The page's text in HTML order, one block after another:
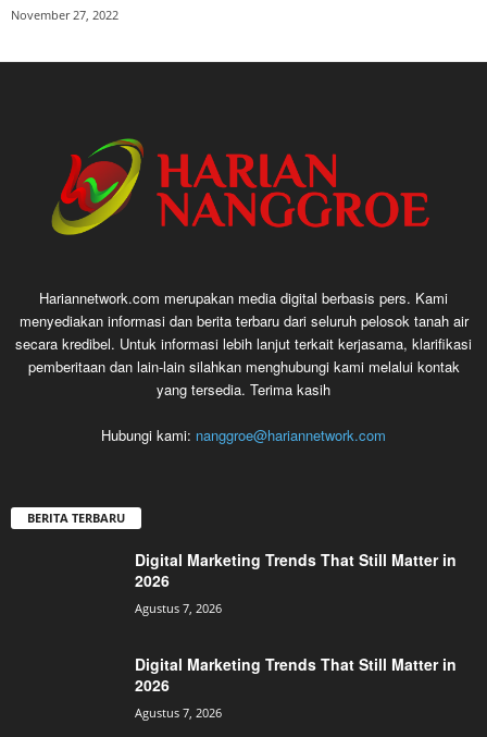
November 27, 2022
Hariannetwork.com merupakan media digital berbasis pers. Kami
menyediakan informasi dan berita terbaru dari seluruh pelosok tanah air
secara kredibel. Untuk informasi lebih lanjut terkait kerjasama, klarifikasi
pemberitaan dan lain-lain silahkan menghubungi kami melalui kontak
yang tersedia. Terima kasih
Hubungi kami: nanggroe@hariannetwork.com
BERITA TERBARU
Digital Marketing Trends That Still Matter in
2026
Agustus 7, 2026
Digital Marketing Trends That Still Matter in
2026
Agustus 7, 2026